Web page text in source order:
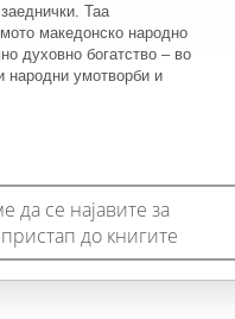
Таа
македонско народно
духовно богатство – во
народни умотворби и
да се најавите за
до книгите